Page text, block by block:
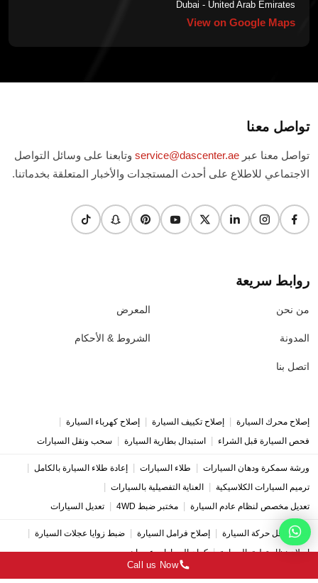
Dubai - United Arab Emirates
View on Google Maps
تواصل معنا
تواصل معنا عبر service@dascenter.ae وتابعنا على وسائل التواصل
الاجتماعي للاطلاع على أحدث المستجدات والأخبار المتعلقة بخدماتنا.
روابط سريعة
من نحن
المدونة
اتصل بنا
المعرض
الشروط & الأحكام
إصلاح محرك السيارة إصلاح تكييف السيارة إصلاح كهرباء السيارة
فحص السيارة قبل الشراء استبدال بطارية السيارة سحب ونقل السيارات
ورشة سمكرة ودهان السيارات طلاء السيارات إعادة طلاء السيارة بالكامل
ترميم السيارات الكلاسيكية العناية التفصيلية بالسيارات
تعديل مخصص لنظام عادم السيارة مختبر ضبط 4WD تعديل السيارات
إصلاح ناقل حركة السيارة إصلاح فرامل السيارة ضبط زوايا عجلات السيارة
إصلاح نظام تعليق السيارة | كراج السيارات عجمان
Call us Now